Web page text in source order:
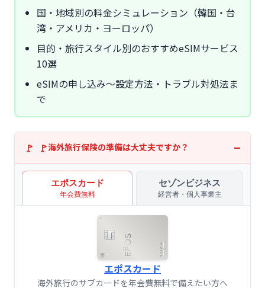
国・地域別の料金シミュレーション（韓国・台
湾・アメリカ・ヨーロッパ）
目的・旅行スタイル別のおすすめeSIMサービス
10選
eSIMの申し込み〜設定方法・トラブル対処法ま
で
海外旅行保険の準備は大丈夫ですか？
エポスカード
年会費無料
セゾンビジネス
経営者・個人事業主
エポスカード
海外旅行のサブカードを年会費無料で備えたい方へ